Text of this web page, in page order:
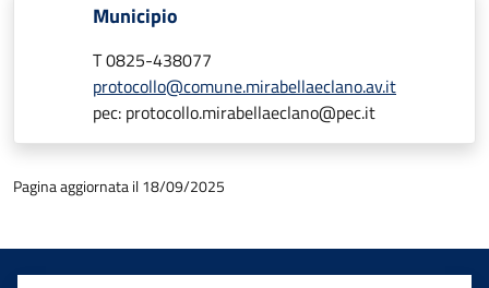
Municipio
T 0825-438077
protocollo@comune.mirabellaeclano.av.it
pec: protocollo.mirabellaeclano@pec.it
Pagina aggiornata il 18/09/2025